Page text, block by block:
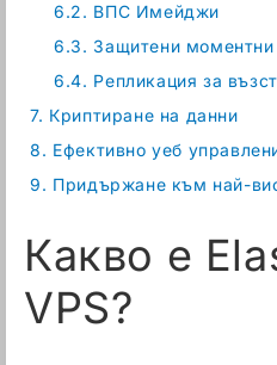
6.2. ВПС Имейджи
6.3. Защитени
6.4. Репликация за
7. Криптиране на данни
8. Ефективно уеб
9. Придържане към най-
Какво е
VPS?